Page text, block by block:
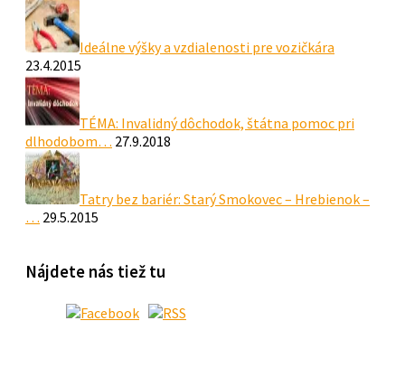
Ideálne výšky a vzdialenosti pre vozičkára
23.4.2015
TÉMA: Invalidný dôchodok, štátna pomoc pri
dlhodobom… 27.9.2018
Tatry bez bariér: Starý Smokovec – Hrebienok –
… 29.5.2015
Nájdete nás tiež tu